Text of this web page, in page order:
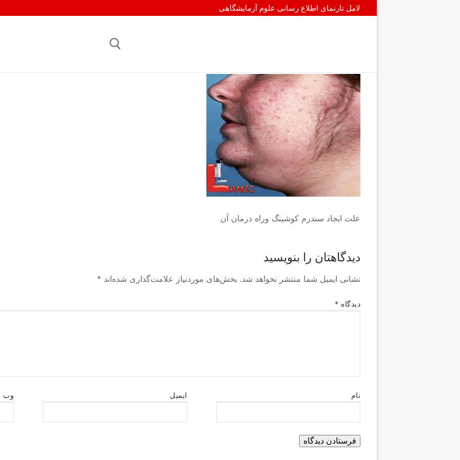
به
لامل تارنمای اطلاع رسانی علوم آزمایشگاهی
علت ایجاد سندرم کوشینگ وراه درمان آن
دیدگاهتان را بنویسید
نشانی ایمیل شما منتشر نخواهد شد. بخش‌های موردنیاز علامت‌گذاری شده‌اند *
دیدگاه *
نام ایمیل وب‌